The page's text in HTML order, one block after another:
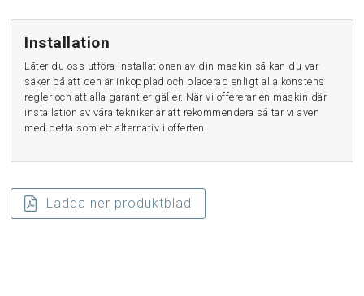
Installation
Låter du oss utföra installationen av din maskin så kan du var
säker på att den är inkopplad och placerad enligt alla konstens
regler och att alla garantier gäller. När vi offererar en maskin där
installation av våra tekniker är att rekommendera så tar vi även
med detta som ett alternativ i offerten.
Ladda ner produktblad